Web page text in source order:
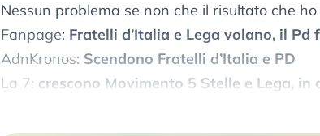
Nessun problema se non che il risultato che
Fanpage: Fratelli d’Italia e Lega volano, il
AdnKronos: Scendono Fratelli d’Italia e PD
La 7: crescono Movimento 5 Stelle e Lega, in